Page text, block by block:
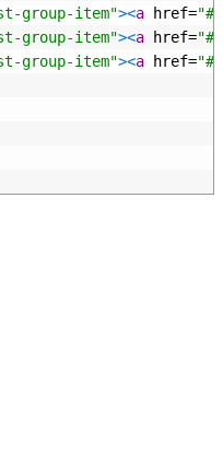
group-item"><a href="#"
group-item"><a href="#"
group-item"><a href="#"